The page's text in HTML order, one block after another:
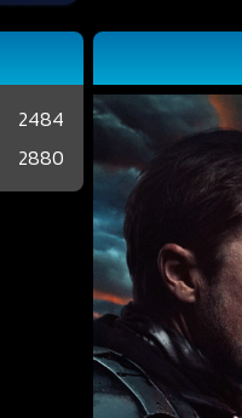
2484
2880